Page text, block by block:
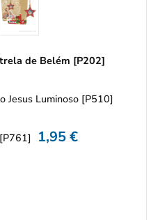
de Belém [P202]
Jesus Luminoso [P510]
1,95€